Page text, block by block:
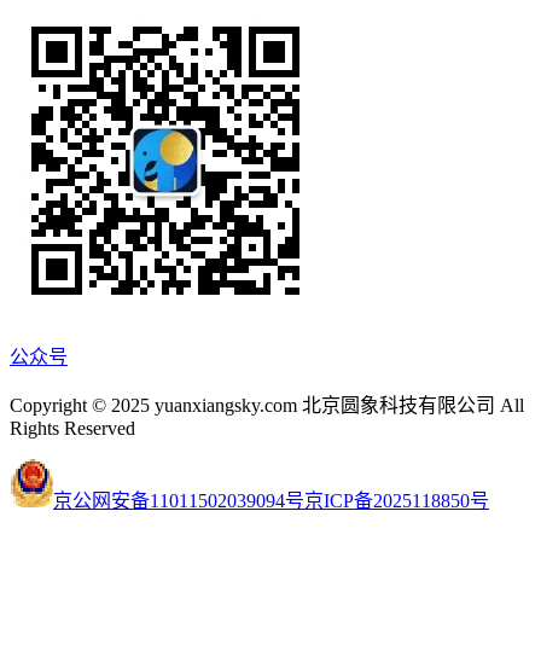
公众号
Copyright © 2025 yuanxiangsky.com 北京圆象科技有限公司 All
Rights Reserved
京公网安备11011502039094号京ICP备2025118850号